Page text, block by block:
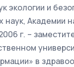
экологии и
наук, Академии
г. –
в